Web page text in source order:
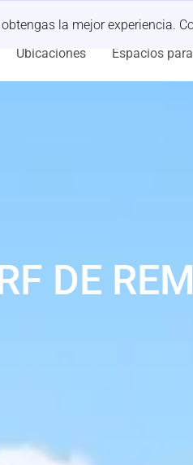
la mejor experiencia.
Ubicaciones Espacios
DE